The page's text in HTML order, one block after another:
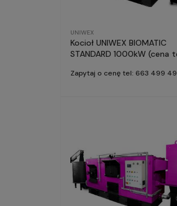
UNIWEX
Kocioł UNIWEX BIOMATIC
STANDARD 1000kW (cena
Zapytaj o cenę tel: 663 499